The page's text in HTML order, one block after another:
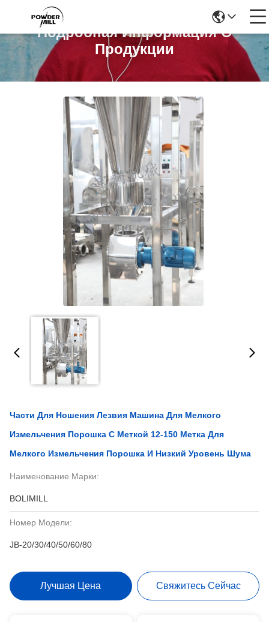
Подробная Информация О
Продукции
Части Для Ношения Лезвия Машина Для Мелкого
Измельчения Порошка С Меткой 12-150 Метка Для
Мелкого Измельчения Порошка И Низкий Уровень Шума
Наименование Марки:
BOLIMILL
Номер Модели:
JB-20/30/40/50/60/80
Лучшая Цена Свяжитесь Сейчас